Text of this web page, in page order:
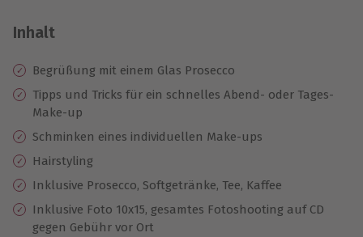
Jeder Gutschein für alle Erlebnisse einlösbar.
10 Jahre gültig & verlängerbar.
Inhalt
Begrüßung mit einem Glas Prosecco
Tipps und Tricks für ein schnelles Abend- oder Tages-
Make-up
Schminken eines individuellen Make-ups
Hairstyling
Inklusive Prosecco, Softgetränke, Tee, Kaffee
Inklusive Foto 10x15, gesamtes Fotoshooting auf CD
gegen Gebühr vor Ort